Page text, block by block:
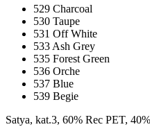
529 Charcoal
530 Taupe
531 Off White
533 Ash Grey
535 Forest Green
536 Orche
537 Blue
539 Begie
Satya, kat.3, 60% Rec PET,